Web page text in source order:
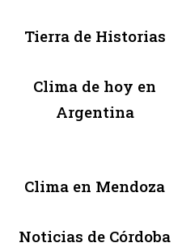
Tierra de Historias
Clima de hoy en
Argentina
Clima en Mendoza
Noticias de Córdoba